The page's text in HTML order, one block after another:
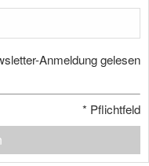
Anmeldung gelesen
* Pflichtfeld